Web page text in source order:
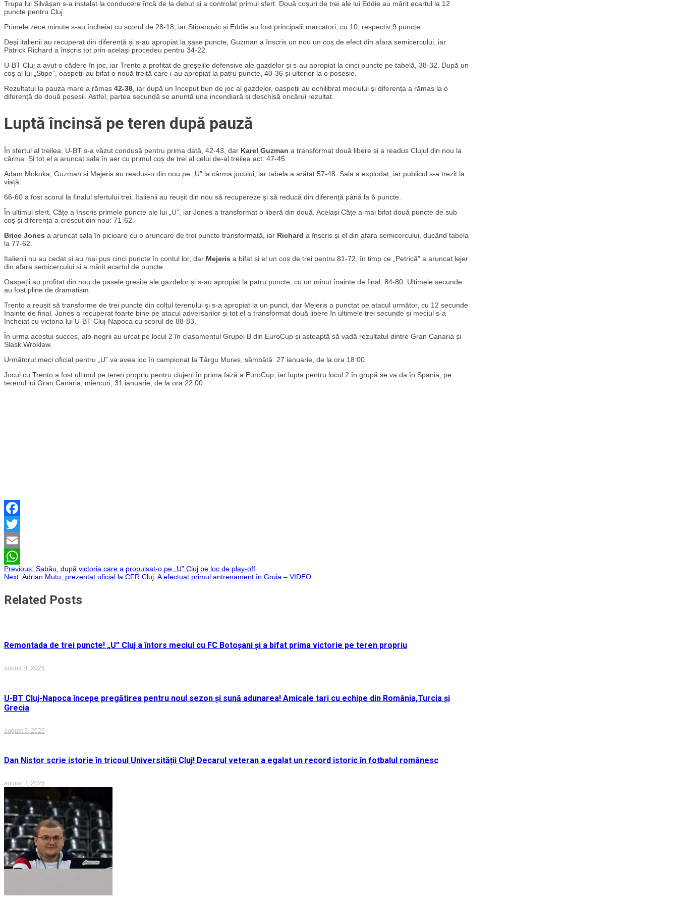
Trupa lui Silvășan s-a instalat la conducere încă de la debut și a controlat primul sfert. Două coșuri de trei ale lui Eddie au mărit ecartul la 12
puncte pentru Cluj.
Primele zece minute s-au încheiat cu scorul de 28-18, iar Stipanovic și Eddie au fost principalii marcatori, cu 10, respectiv 9 puncte.
Deși italienii au recuperat din diferență și s-au apropiat la șase puncte, Guzman a înscris un nou un coș de efect din afara semicercului, iar
Patrick Richard a înscris tot prin același procedeu pentru 34-22.
U-BT Cluj a avut o cădere în joc, iar Trento a profitat de greșelile defensive ale gazdelor și s-au apropiat la cinci puncte pe tabelă, 38-32. După un
coș al lui „Stipe”, oaspeții au bifat o nouă treiță care i-au apropiat la patru puncte, 40-36 și ulterior la o posesie.
Rezultatul la pauza mare a rămas 42-38 , iar după un început bun de joc al gazdelor, oaspeții au echilibrat meciului și diferența a rămas la o
diferență de două posesii. Astfel, partea secundă se anunță una incendiară și deschisă oricărui rezultat.
Luptă încinsă pe teren după pauză
În sfertul al treilea, U-BT s-a văzut condusă pentru prima dată, 42-43, dar Karel Guzman a transformat două libere și a readus Clujul din nou la
cârma. Și tot el a aruncat sala în aer cu primul coș de trei al celui de-al treilea act: 47-45.
Adam Mokoka, Guzman și Mejeris au readus-o din nou pe „U” la cârma jocului, iar tabela a arătat 57-48. Sala a explodat, iar publicul s-a trezit la
viață.
66-60 a fost scorul la finalul sfertului trei. Italienii au reușit din nou să recupereze și să reducă din diferență până la 6 puncte.
În ultimul sfert, Cățe a înscris primele puncte ale lui „U”, iar Jones a transformat o liberă din două. Același Cățe a mai bifat două puncte de sub
coș și diferența a crescut din nou: 71-62.
Brice Jones a aruncat sala în picioare cu o aruncare de trei puncte transformată, iar Richard a înscris și el din afara semicercului, ducând tabela
la 77-62.
Italienii nu au cedat și au mai pus cinci puncte în contul lor, dar Mejeris a bifat și el un coș de trei pentru 81-72, în timp ce „Petrică” a aruncat lejer
din afara semicercului și a mărit ecartul de puncte.
Oaspeții au profitat din nou de pasele greșite ale gazdelor și s-au apropiat la patru puncte, cu un minut înainte de final: 84-80. Ultimele secunde
au fost pline de dramatism.
Trento a reușit să transforme de trei puncte din colțul terenului și s-a apropiat la un punct, dar Mejeris a punctat pe atacul următor, cu 12 secunde
înainte de final. Jones a recuperat foarte bine pe atacul adversarilor și tot el a transformat două libere în ultimele trei secunde și meciul s-a
încheiat cu victoria lui U-BT Cluj-Napoca cu scorul de 88-83.
În urma acestui succes, alb-negrii au urcat pe locul 2 în clasamentul Grupei B din EuroCup și așteaptă să vadă rezultatul dintre Gran Canaria și
Slask Wroklaw.
Următorul meci oficial pentru „U” va avea loc în campionat la Târgu Mureș, sâmbătă. 27 ianuarie, de la ora 18:00.
Jocul cu Trento a fost ultimul pe teren propriu pentru clujeni în prima fază a EuroCup, iar lupta pentru locul 2 în grupă se va da în Spania, pe
terenul lui Gran Canaria, miercuri, 31 ianuarie, de la ora 22:00.
Facebook
Twitter
Email
WhatsApp
Navigare
în
Previous: Sabău, după victoria care a propulsat-o pe „U” Cluj pe loc de play-off
Next: Adrian Mutu, prezentat oficial la CFR Cluj. A efectuat primul antrenament în Gruia – VIDEO
Related Posts
Remontada de trei puncte! „U” Cluj a întors meciul cu FC Botoșani și a bifat prima victorie pe teren propriu
august 4, 2026
U-BT Cluj-Napoca începe pregătirea pentru noul sezon și sună adunarea! Amicale tari cu echipe din România,Turcia și
Grecia
august 3, 2026
Dan Nistor scrie istorie în tricoul Universității Cluj! Decarul veteran a egalat un record istoric în fotbalul românesc
august 3, 2026